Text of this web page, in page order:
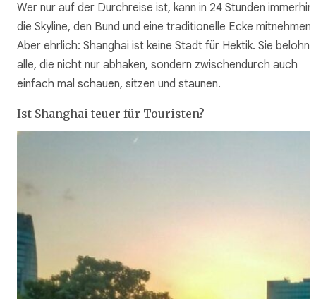
Wer nur auf der Durchreise ist, kann in 24 Stunden immerhin
die Skyline, den Bund und eine traditionelle Ecke mitnehmen.
Aber ehrlich: Shanghai ist keine Stadt für Hektik. Sie belohnt
alle, die nicht nur abhaken, sondern zwischendurch auch
einfach mal schauen, sitzen und staunen.
Ist Shanghai teuer für Touristen?